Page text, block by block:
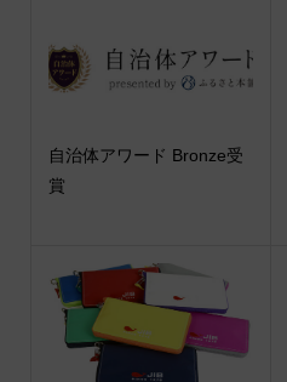
自治体アワード Bronze受
賞